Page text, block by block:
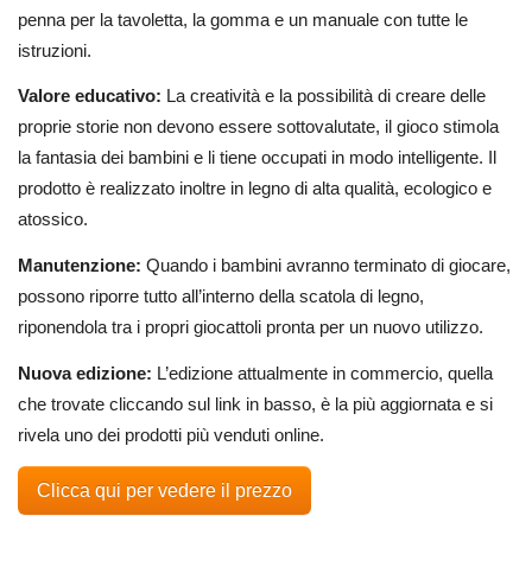
penna per la tavoletta, la gomma e un manuale con tutte le
istruzioni.
Valore educativo: La creatività e la possibilità di creare delle
proprie storie non devono essere sottovalutate, il gioco stimola
la fantasia dei bambini e li tiene occupati in modo intelligente. Il
prodotto è realizzato inoltre in legno di alta qualità, ecologico e
atossico.
Manutenzione: Quando i bambini avranno terminato di giocare,
possono riporre tutto all’interno della scatola di legno,
riponendola tra i propri giocattoli pronta per un nuovo utilizzo.
Nuova edizione: L’edizione attualmente in commercio, quella
che trovate cliccando sul link in basso, è la più aggiornata e si
rivela uno dei prodotti più venduti online.
Clicca qui per vedere il prezzo